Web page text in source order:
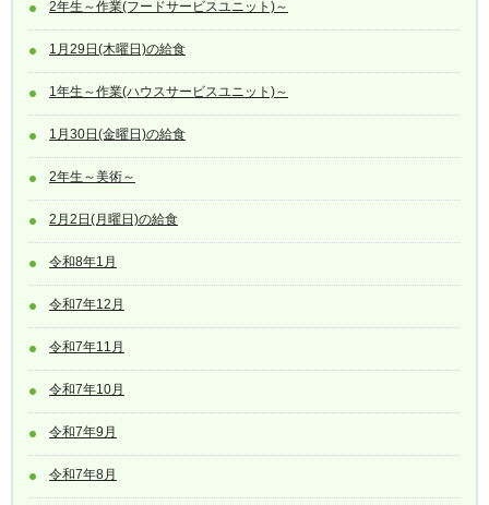
2年生～作業(フードサービスユニット)～
1月29日(木曜日)の給食
1年生～作業(ハウスサービスユニット)～
1月30日(金曜日)の給食
2年生～美術～
2月2日(月曜日)の給食
令和8年1月
令和7年12月
令和7年11月
令和7年10月
令和7年9月
令和7年8月